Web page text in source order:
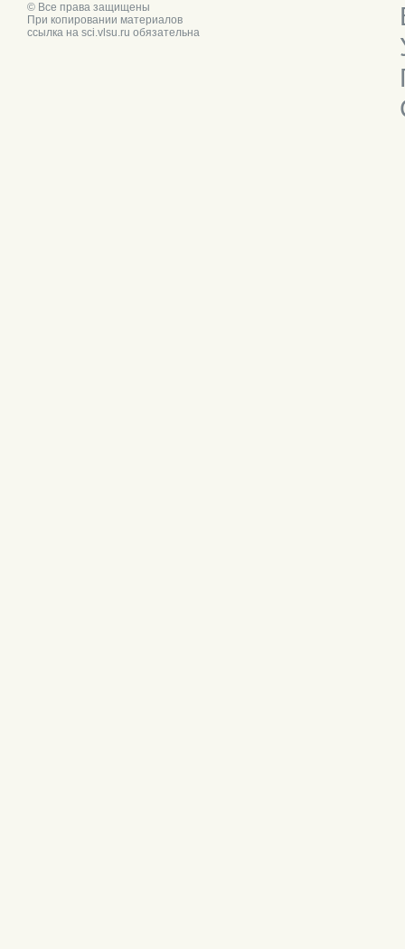
© Все права защищены
При копировании материалов
ссылка на sci.vlsu.ru обязательна